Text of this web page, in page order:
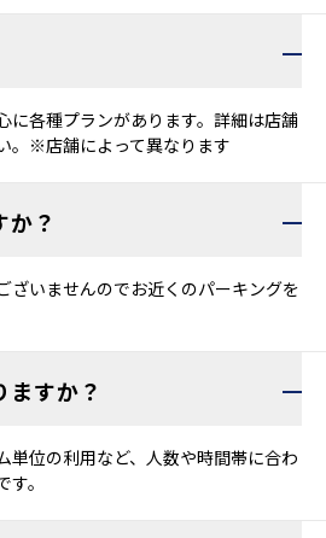
に各種プランがあります。詳細は店舗
。※店舗によって異なります
？
ざいませんのでお近くのパーキングを
すか？
単位の利用など、人数や時間帯に合わ
。